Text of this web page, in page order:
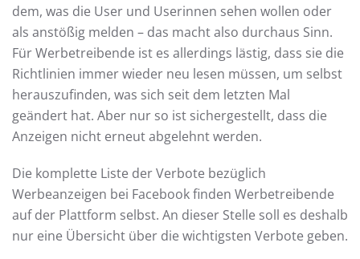
dem, was die User und Userinnen sehen wollen oder
als anstößig melden – das macht also durchaus Sinn.
Für Werbetreibende ist es allerdings lästig, dass sie die
Richtlinien immer wieder neu lesen müssen, um selbst
herauszufinden, was sich seit dem letzten Mal
geändert hat. Aber nur so ist sichergestellt, dass die
Anzeigen nicht erneut abgelehnt werden.
Die komplette Liste der Verbote bezüglich
Werbeanzeigen bei Facebook finden Werbetreibende
auf der Plattform selbst. An dieser Stelle soll es deshalb
nur eine Übersicht über die wichtigsten Verbote geben.